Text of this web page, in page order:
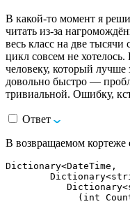
В какой-то момент я
читать из-за
весь класс на две тысячи
цикл совсем не хотелось.
человеку, который лучше
довольно быстро —
тривиальной. Ошибку,
Ответ
В возвращаемом кортеже
Dictionary<DateTime,
(int